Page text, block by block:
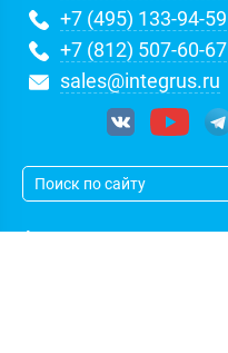
+7 (495) 133-94-59
+7 (812) 507-60-67
sales@integrus.ru
Адрес: